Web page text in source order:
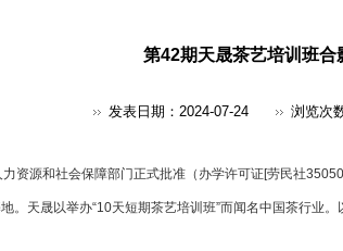
第42期天晟茶艺培训班合
发表日期：2024-07-24 浏览次
资源和社会保障部门正式批准（办学许可证[劳民社
。天晟以举办“10天短期茶艺培训班”而闻名中国茶行业